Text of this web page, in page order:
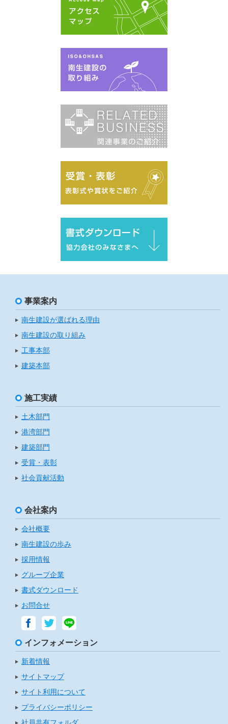
事業案内
南生建設が選ばれる理由
南生建設の取り組み
工事本部
建築本部
施工実績
土木部門
港湾部門
建築部門
受賞・表彰
社会貢献活動
会社案内
会社概要
南生建設の歩み
採用情報
グループ企業
書式ダウンロード
お問合せ
インフォメーション
新着情報
サイトマップ
サイト利用について
プライバシーポリシー